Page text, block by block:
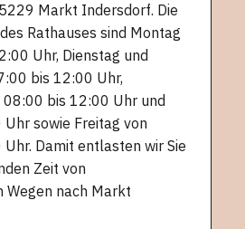
Markt Indersdorf. Die
Rathauses sind Montag
Uhr, Dienstag und
bis 12:00 Uhr,
08:00 bis 12:00 Uhr und
sowie Freitag von
Damit entlasten wir Sie
Zeit von
Wegen nach Markt